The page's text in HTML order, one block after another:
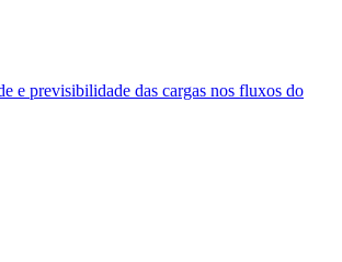
e previsibilidade das cargas nos fluxos do